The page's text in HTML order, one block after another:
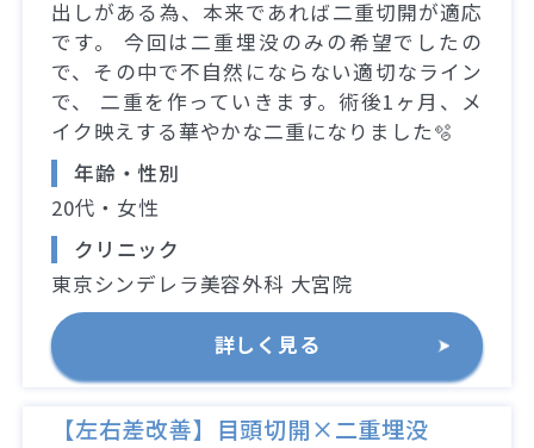
出しがある為、本来であれば二重切開が適応
です。 今回は二重埋没のみの希望でしたの
で、その中で不自然にならない適切なライン
で、 二重を作っていきます。術後1ヶ月、メ
イク映えする華やかな二重になりました🫧
年齢・性別
20代・女性
クリニック
東京シンデレラ美容外科 大宮院
詳しく見る
【左右差改善】目頭切開×二重埋没